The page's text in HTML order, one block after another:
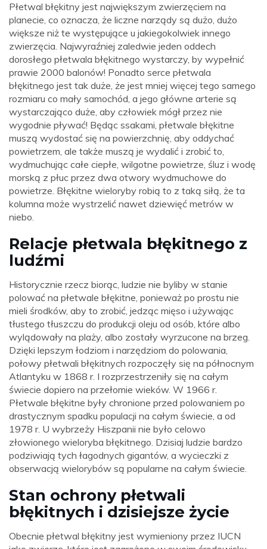
Płetwal błękitny jest największym zwierzęciem na
planecie, co oznacza, że ​​liczne narządy są dużo, dużo
większe niż te występujące u jakiegokolwiek innego
zwierzęcia. Najwyraźniej zaledwie jeden oddech
dorosłego płetwala błękitnego wystarczy, by wypełnić
prawie 2000 balonów! Ponadto serce płetwala
błękitnego jest tak duże, że jest mniej więcej tego samego
rozmiaru co mały samochód, a jego główne arterie są
wystarczająco duże, aby człowiek mógł przez nie
wygodnie pływać! Będąc ssakami, płetwale błękitne
muszą wydostać się na powierzchnię, aby oddychać
powietrzem, ale także muszą je wydalić i zrobić to,
wydmuchując całe ciepłe, wilgotne powietrze, śluz i wodę
morską z płuc przez dwa otwory wydmuchowe do
powietrze. Błękitne wieloryby robią to z taką siłą, że ta
kolumna może wystrzelić nawet dziewięć metrów w
niebo.
Relacje płetwala błękitnego z
ludźmi
Historycznie rzecz biorąc, ludzie nie byliby w stanie
polować na płetwale błękitne, ponieważ po prostu nie
mieli środków, aby to zrobić, jedząc mięso i używając
tłustego tłuszczu do produkcji oleju od osób, które albo
wylądowały na plaży, albo zostały wyrzucone na brzeg.
Dzięki lepszym łodziom i narzędziom do polowania,
połowy płetwali błękitnych rozpoczęły się na północnym
Atlantyku w 1868 r. I rozprzestrzeniły się na całym
świecie dopiero na przełomie wieków. W 1966 r.
Płetwale błękitne były chronione przed polowaniem po
drastycznym spadku populacji na całym świecie, a od
1978 r. U wybrzeży Hiszpanii nie było celowo
złowionego wieloryba błękitnego. Dzisiaj ludzie bardzo
podziwiają tych łagodnych gigantów, a wycieczki z
obserwacją wielorybów są popularne na całym świecie.
Stan ochrony płetwali
błękitnych i dzisiejsze życie
Obecnie płetwal błękitny jest wymieniony przez IUCN